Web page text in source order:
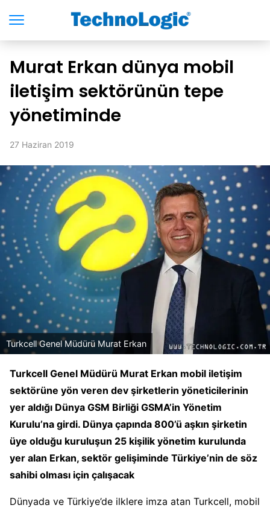
Murat Erkan dünya mobil
iletişim sektörünün tepe
yönetiminde
27 Haziran 2019
Turkcell Genel Müdürü Murat Erkan
Turkcell Genel Müdürü Murat Erkan mobil iletişim
sektörüne yön veren dev şirketlerin yöneticilerinin
yer aldığı Dünya GSM Birliği GSMA’in Yönetim
Kurulu’na girdi. Dünya çapında 800’ü aşkın şirketin
üye olduğu kuruluşun 25 kişilik yönetim kurulunda
yer alan Erkan, sektör gelişiminde Türkiye’nin de söz
sahibi olması için çalışacak
Dünyada ve Türkiye’de ilklere imza atan Turkcell, mobil